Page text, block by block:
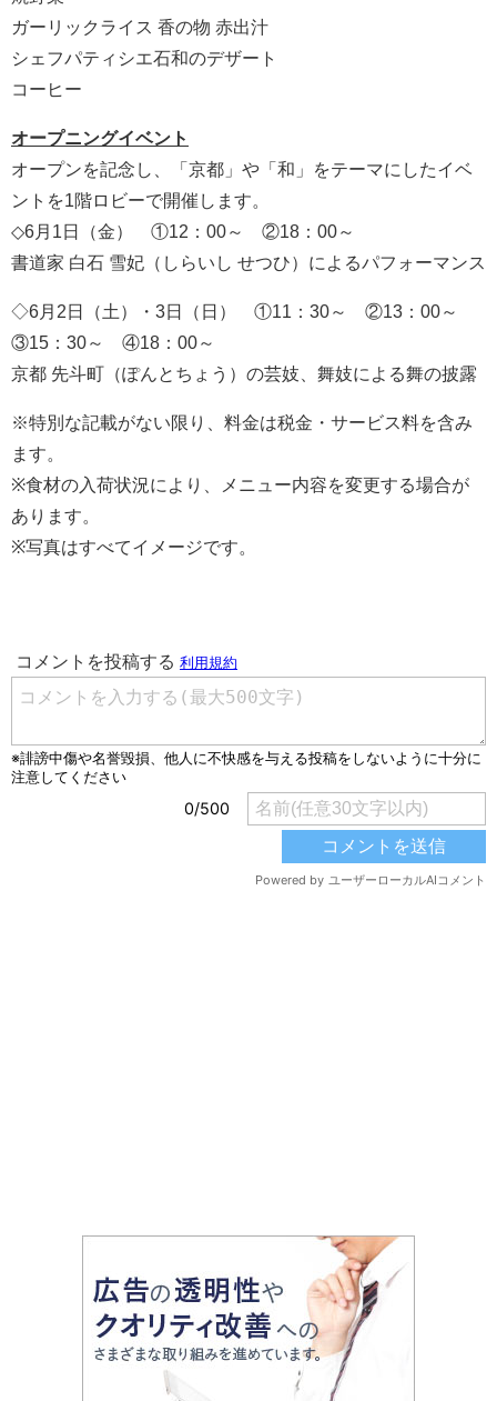
ガーリックライス 香の物 赤出汁
シェフパティシエ石和のデザート
コーヒー
オープニングイベント
オープンを記念し、「京都」や「和」をテーマにしたイベ
ントを1階ロビーで開催します。
◇6月1日（金） ①12：00～ ②18：00～
書道家 白石 雪妃（しらいし せつひ）によるパフォーマンス
◇6月2日（土）・3日（日） ①11：30～ ②13：00～
③15：30～ ④18：00～
京都 先斗町（ぽんとちょう）の芸妓、舞妓による舞の披露
※特別な記載がない限り、料金は税金・サービス料を含み
ます。
※食材の入荷状況により、メニュー内容を変更する場合が
あります。
※写真はすべてイメージです。